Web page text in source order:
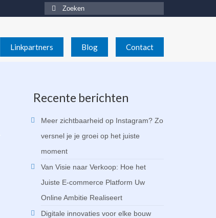
Zoeken
naar:
Linkpartners Blog Contact
Recente berichten
Meer zichtbaarheid op Instagram? Zo
versnel je je groei op het juiste
moment
Van Visie naar Verkoop: Hoe het
Juiste E-commerce Platform Uw
Online Ambitie Realiseert
Digitale innovaties voor elke bouw